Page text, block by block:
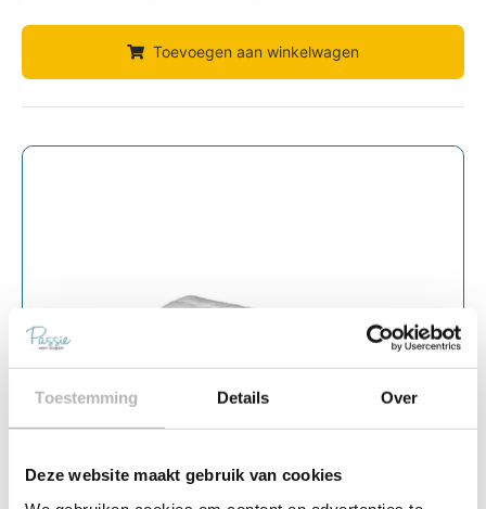
Toestemming Details Over
Deze website maakt gebruik van cookies
Toevoegen aan winkelwagen